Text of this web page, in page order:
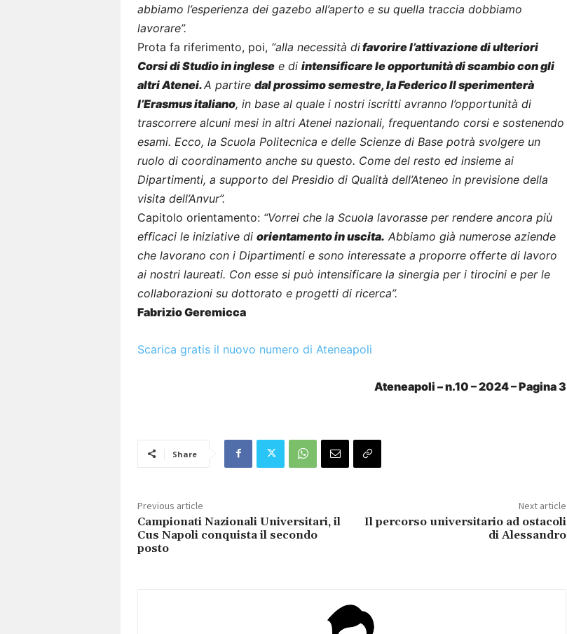
abbiamo l’esperienza dei gazebo all’aperto e su quella traccia dobbiamo
lavorare”.
Prota fa riferimento, poi, “alla necessità difavorire l’attivazione di ulteriori
Corsi di Studio in inglese e di intensificare le opportunità di scambio con gli
altri Atenei.A partire dal prossimo semestre, la Federico II sperimenterà
l’Erasmus italiano, in base al quale i nostri iscritti avranno l’opportunità di
trascorrere alcuni mesi in altri Atenei nazionali, frequentando corsi e sostenendo
esami. Ecco, la Scuola Politecnica e delle Scienze di Base potrà svolgere un
ruolo di coordinamento anche su questo. Come del resto ed insieme ai
Dipartimenti, a supporto del Presidio di Qualità dell’Ateneo in previsione della
visita dell’Anvur”.
Capitolo orientamento: “Vorrei che la Scuola lavorasse per rendere ancora più
efficaci le iniziative di orientamento in uscita. Abbiamo già numerose aziende
che lavorano con i Dipartimenti e sono interessate a proporre offerte di lavoro
ai nostri laureati. Con esse si può intensificare la sinergia per i tirocini e per le
collaborazioni su dottorato e progetti di ricerca”.
Fabrizio Geremicca
Scarica gratis il nuovo numero di Ateneapoli
Ateneapoli – n.10 – 2024 – Pagina 3
Share
Previous article
Campionati Nazionali Universitari, il
Cus Napoli conquista il secondo
posto
Next article
Il percorso universitario ad ostacoli
di Alessandro